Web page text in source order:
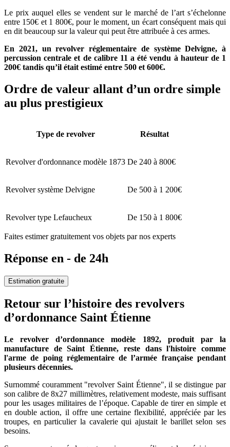
Le prix auquel elles se vendent sur le marché de l’art s’échelonne
entre 150€ et 1 800€, pour le moment, un écart conséquent mais qui
en dit beaucoup sur la valeur qui peut être attribuée à ces armes.
En 2021, un revolver réglementaire de système Delvigne, à
percussion centrale et de calibre 11 a été vendu à hauteur de 1
200€ tandis qu’il était estimé entre 500 et 600€.
Ordre de valeur allant d’un ordre simple
au plus prestigieux
Type de revolver Résultat
Revolver d'ordonnance modèle 1873 De 240 à 800€
Revolver système Delvigne De 500 à 1 200€
Revolver type Lefaucheux De 150 à 1 800€
Faites estimer gratuitement vos objets par nos experts
Réponse en - de 24h
Estimation gratuite
Retour sur l’histoire des revolvers
d’ordonnance Saint Étienne
Le revolver d’ordonnance modèle 1892, produit par la
manufacture de Saint Étienne, reste dans l'histoire comme
l'arme de poing réglementaire de l’armée française pendant
plusieurs décennies.
Surnommé couramment "revolver Saint Étienne", il se distingue par
son calibre de 8x27 millimètres, relativement modeste, mais suffisant
pour les usages militaires de l’époque. Capable de tirer en simple et
en double action, il offre une certaine flexibilité, appréciée par les
troupes, en particulier la cavalerie qui ajustait le barillet selon ses
besoins.